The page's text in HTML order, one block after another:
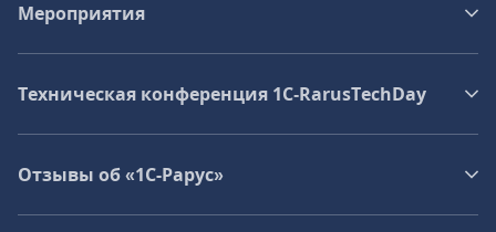
Мероприятия
Техническая конференция 1C‑RarusTechDay
Отзывы об «1С-Рарус»